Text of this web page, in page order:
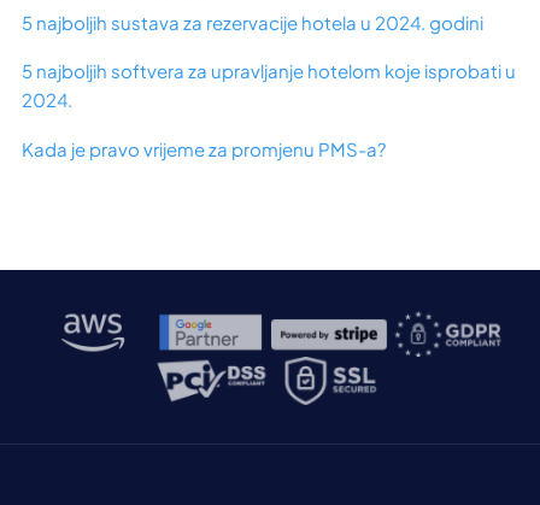
5 najboljih sustava za rezervacije hotela u 2024. godini
5 najboljih softvera za upravljanje hotelom koje isprobati u
2024.
Kada je pravo vrijeme za promjenu PMS-a?